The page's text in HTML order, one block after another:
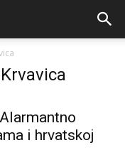
i hrvatskoj